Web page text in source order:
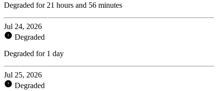
Degraded for 21 hours and 56 minutes
Jul 24, 2026
Degraded
Degraded for 1 day
Jul 25, 2026
Degraded